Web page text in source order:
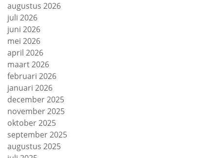
augustus 2026
juli 2026
juni 2026
mei 2026
april 2026
maart 2026
februari 2026
januari 2026
december 2025
november 2025
oktober 2025
september 2025
augustus 2025